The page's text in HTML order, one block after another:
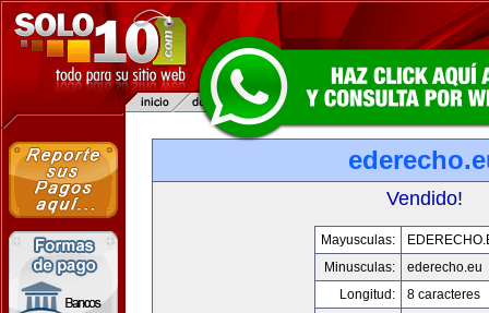
Vendido!
Mayusculas:
Minusculas:
ederecho.eu
Longitud:
8 caracteres